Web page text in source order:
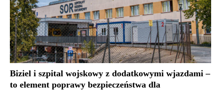
Biziel i szpital wojskowy z dodatkowymi wjazdami –
to element poprawy bezpieczeństwa dla